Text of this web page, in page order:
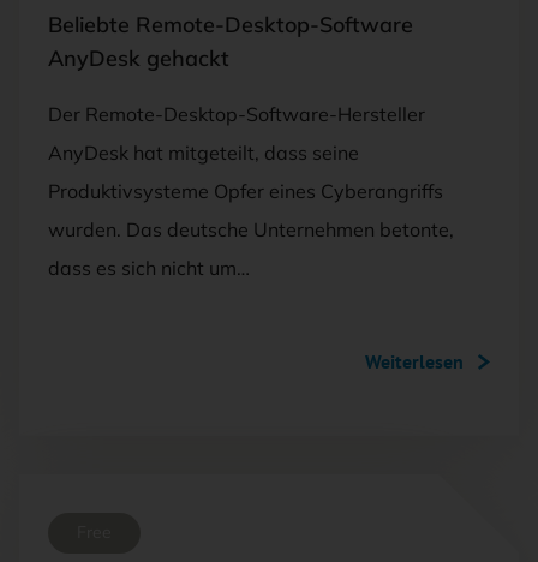
Beliebte Remote-Desktop-Software
AnyDesk gehackt
Der Remote-Desktop-Software-Hersteller
AnyDesk hat mitgeteilt, dass seine
Produktivsysteme Opfer eines Cyberangriffs
wurden. Das deutsche Unternehmen betonte,
dass es sich nicht um…
Weiterlesen